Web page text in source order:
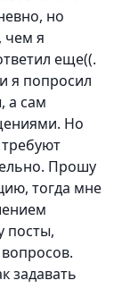
но
чем я
еще((.
я попросил
а сам
Но
Прошу
тогда мне
посты,
задавать